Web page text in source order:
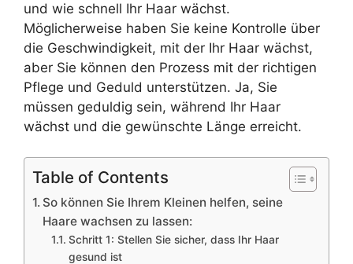
und wie schnell Ihr Haar wächst.
Möglicherweise haben Sie keine Kontrolle über
die Geschwindigkeit, mit der Ihr Haar wächst,
aber Sie können den Prozess mit der richtigen
Pflege und Geduld unterstützen. Ja, Sie
müssen geduldig sein, während Ihr Haar
wächst und die gewünschte Länge erreicht.
Table of Contents
So können Sie Ihrem Kleinen helfen, seine
Haare wachsen zu lassen:
Schritt 1: Stellen Sie sicher, dass Ihr Haar
gesund ist